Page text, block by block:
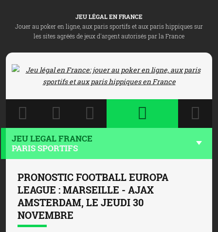
JEU LÉGAL EN FRANCE
Jouer au poker en ligne, aux paris sportifs et aux paris hippiques sur
les sites agréés de jeux d'argent autorisés par la France
JEU LEGAL FRANCE
PARIS SPORTIFS
PRONOSTIC FOOTBALL EUROPA
LEAGUE : MARSEILLE - AJAX
AMSTERDAM, LE JEUDI 30
NOVEMBRE